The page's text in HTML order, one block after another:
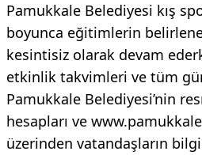
Pamukkale Belediyesi kış
boyunca eğitimlerin
kesintisiz olarak devam
etkinlik takvimleri ve tüm
Pamukkale Belediyesi’nin
hesapları ve
üzerinden vatandaşların